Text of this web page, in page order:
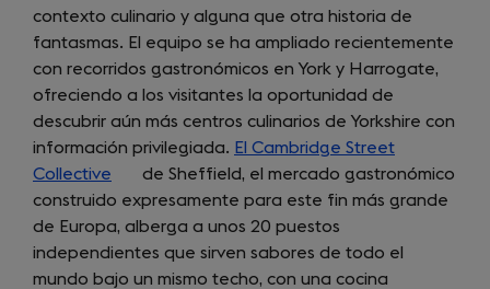
contexto culinario y alguna que otra historia de
fantasmas. El equipo se ha ampliado recientemente
con recorridos gastronómicos en York y Harrogate,
ofreciendo a los visitantes la oportunidad de
descubrir aún más centros culinarios de Yorkshire con
información privilegiada. El Cambridge Street
Collective (opens
in
a
new
tab)
de Sheffield, el mercado gastronómico
construido expresamente para este fin más grande
de Europa, alberga a unos 20 puestos
independientes que sirven sabores de todo el
mundo bajo un mismo techo, con una cocina